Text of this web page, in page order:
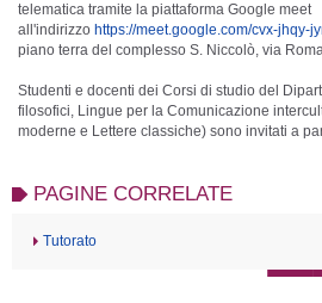
telematica tramite la piattaforma Google meet
all'indirizzo https://meet.google.com/cvx-jhqy-
piano terra del complesso S. Niccolò, via
Studenti e docenti dei Corsi di studio del
filosofici, Lingue per la Comunicazione
moderne e Lettere classiche) sono invitati a
PAGINE CORRELATE
Tutorato